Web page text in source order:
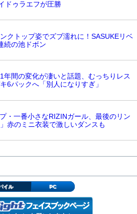
ドゥラエフが圧勝
クトップ姿でズブ濡れに！SASUKEリベ
続の池ドボン
年間の変化が凄いと話題、むっちりレス
6パックへ「別人になりすぎ」
・一番小さなRIZINガール、最後のリン
赤のミニ衣装で激しいダンスも
イル PC